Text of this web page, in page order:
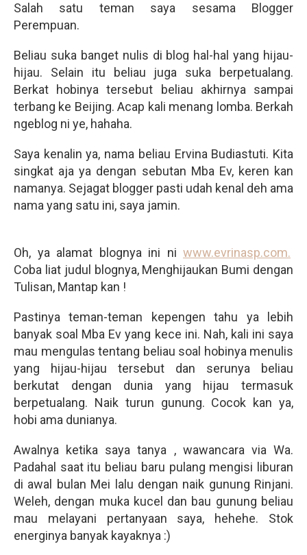
Salah satu teman saya sesama Blogger
Perempuan.
Beliau suka banget nulis di blog hal-hal yang hijau-
hijau. Selain itu beliau juga suka berpetualang.
Berkat hobinya tersebut beliau akhirnya sampai
terbang ke Beijing. Acap kali menang lomba. Berkah
ngeblog ni ye, hahaha.
Saya kenalin ya, nama beliau Ervina Budiastuti. Kita
singkat aja ya dengan sebutan Mba Ev, keren kan
namanya. Sejagat blogger pasti udah kenal deh ama
nama yang satu ini, saya jamin.
Oh, ya alamat blognya ini ni www.evrinasp.com.
Coba liat judul blognya, Menghijaukan Bumi dengan
Tulisan, Mantap kan !
Pastinya teman-teman kepengen tahu ya lebih
banyak soal Mba Ev yang kece ini. Nah, kali ini saya
mau mengulas tentang beliau soal hobinya menulis
yang hijau-hijau tersebut dan serunya beliau
berkutat dengan dunia yang hijau termasuk
berpetualang. Naik turun gunung. Cocok kan ya,
hobi ama dunianya.
Awalnya ketika saya tanya , wawancara via Wa.
Padahal saat itu beliau baru pulang mengisi liburan
di awal bulan Mei lalu dengan naik gunung Rinjani.
Weleh, dengan muka kucel dan bau gunung beliau
mau melayani pertanyaan saya, hehehe. Stok
energinya banyak kayaknya :)